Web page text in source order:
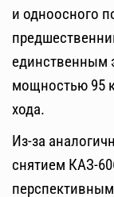
и одноосного
единственным
мощностью 95
хода.
Из-за
снятием КАЗ-